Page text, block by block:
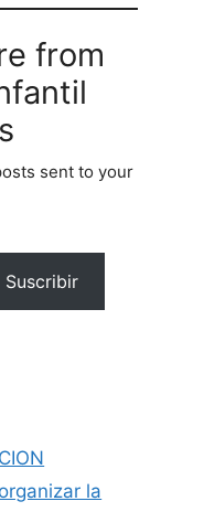
from
sent to your
Suscribir
la